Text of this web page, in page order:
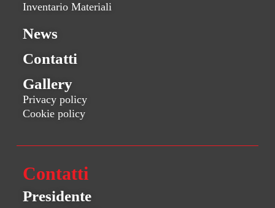
Inventario Materiali
News
Contatti
Gallery
Privacy policy
Cookie policy
Contatti
Presidente